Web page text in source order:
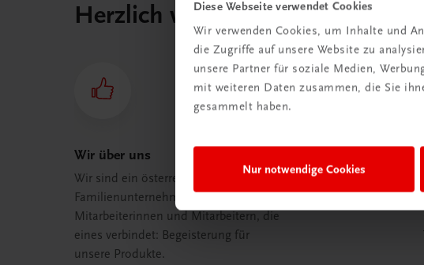
Diese Webseite verwendet Cookies
Wir verwenden Cookies, um Inhalte und
die Zugriffe auf unsere Website zu
unsere Partner für soziale Medien,
mit weiteren Daten zusammen, die Sie
gesammelt haben.
Nur notwendige Cookies
Herzlich willkommen bei
Wir über uns
Wir sind ein österreichisches
Familienunternehmen mit 75
Mitarbeiterinnen und Mitarbeitern, die
eines verbindet: Begeisterung für
unsere Produkte.